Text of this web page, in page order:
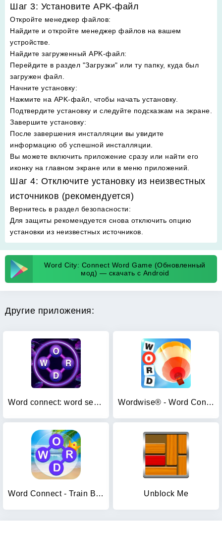
Шаг 3: Установите APK-файл
Откройте менеджер файлов:
Найдите и откройте менеджер файлов на вашем
устройстве.
Найдите загруженный APK-файл:
Перейдите в раздел "Загрузки" или ту папку, куда был
загружен файл.
Начните установку:
Нажмите на APK-файл, чтобы начать установку.
Подтвердите установку и следуйте подсказкам на экране.
Завершите установку:
После завершения инсталляции вы увидите
информацию об успешной инсталляции.
Вы можете включить приложение сразу или найти его
иконку на главном экране или в меню приложений.
Шаг 4: Отключите установку из неизвестных
источников (рекомендуется)
Вернитесь в раздел безопасности:
Для защиты рекомендуется снова отключить опцию
установки из неизвестных источников.
Word City: Connect Word Game (Обновленный
мод) — скачать с Android
Другие приложения:
Word connect: word search game Wordwise® - Word Connect Game
Word Connect - Train Brain Unblock Me